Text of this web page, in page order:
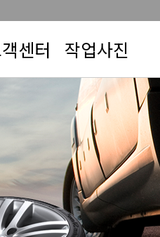
센터 작업사진